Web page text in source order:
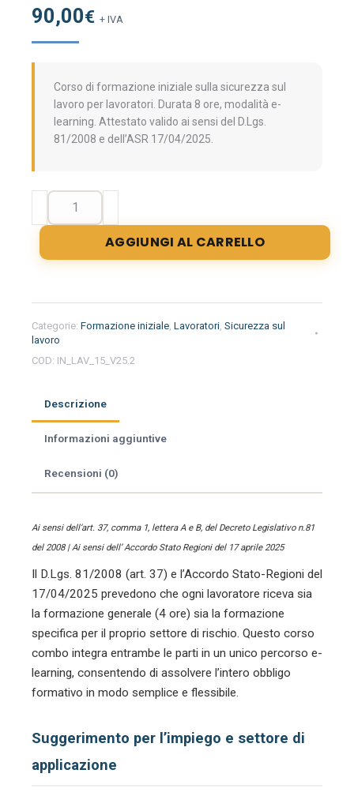
90,00€ + IVA
Corso di formazione iniziale sulla sicurezza sul
lavoro per lavoratori. Durata 8 ore, modalità e-
learning. Attestato valido ai sensi del D.Lgs.
81/2008 e dell’ASR 17/04/2025.
Formazione
dei
lavoratori
specifica
per
lavoratori
del
Commessi
in
genere
AGGIUNGI AL CARRELLO
Categorie: Formazione iniziale, Lavoratori, Sicurezza sul
lavoro
COD: IN_LAV_15_V25.2
Descrizione
Informazioni aggiuntive
Recensioni (0)
Ai sensi dell’art. 37, comma 1, lettera A e B, del Decreto Legislativo n.81
del 2008 | Ai sensi dell’ Accordo Stato Regioni del 17 aprile 2025
Il D.Lgs. 81/2008 (art. 37) e l’Accordo Stato-Regioni del
17/04/2025 prevedono che ogni lavoratore riceva sia
la formazione generale (4 ore) sia la formazione
specifica per il proprio settore di rischio. Questo corso
combo integra entrambe le parti in un unico percorso e-
learning, consentendo di assolvere l’intero obbligo
formativo in modo semplice e flessibile.
Suggerimento per l’impiego e settore di
applicazione